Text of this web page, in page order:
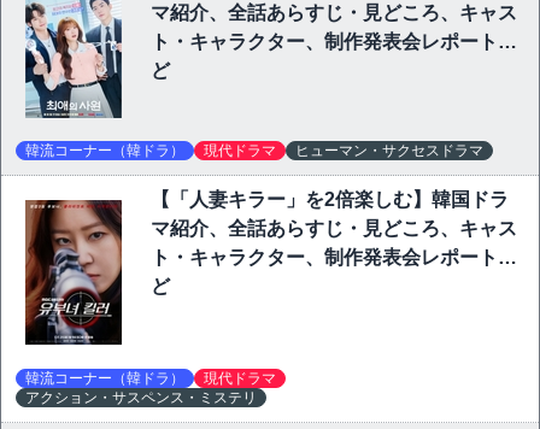
マ紹介、全話あらすじ・見どころ、キャス
ト・キャラクター、制作発表会レポートな
ど
韓流コーナー（韓ドラ） 現代ドラマ ヒューマン・サクセスドラマ
【「人妻キラー」を2倍楽しむ】韓国ドラ
マ紹介、全話あらすじ・見どころ、キャス
ト・キャラクター、制作発表会レポートな
ど
韓流コーナー（韓ドラ）
現代ドラマ
アクション・サスペンス・ミステリ